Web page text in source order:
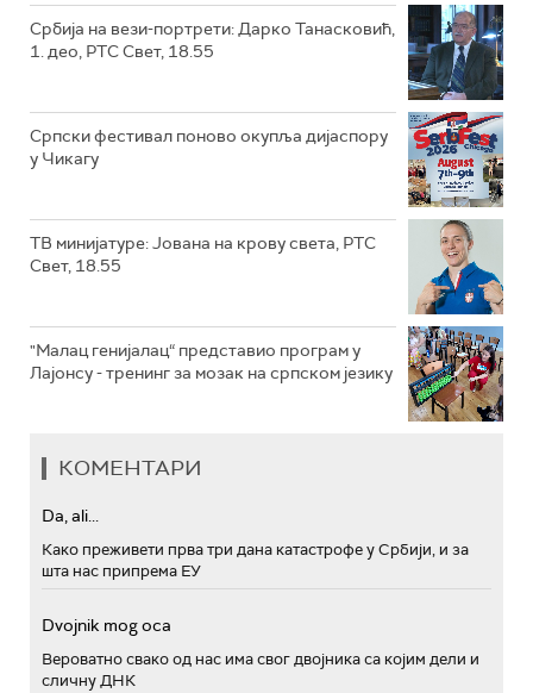
Србија на вези-портрети: Дарко Танасковић,
1. део, РТС Свет, 18.55
Српски фестивал поново окупља дијаспору
у Чикагу
ТВ минијатуре: Јована на крову света, РТС
Свет, 18.55
"Малац генијалац“ представио програм у
Лајонсу - тренинг за мозак на српском језику
КОМЕНТАРИ
Da, ali...
Како преживети прва три дана катастрофе у Србији, и за
шта нас припрема ЕУ
Dvojnik mog oca
Вероватно свако од нас има свог двојника са којим дели и
сличну ДНК